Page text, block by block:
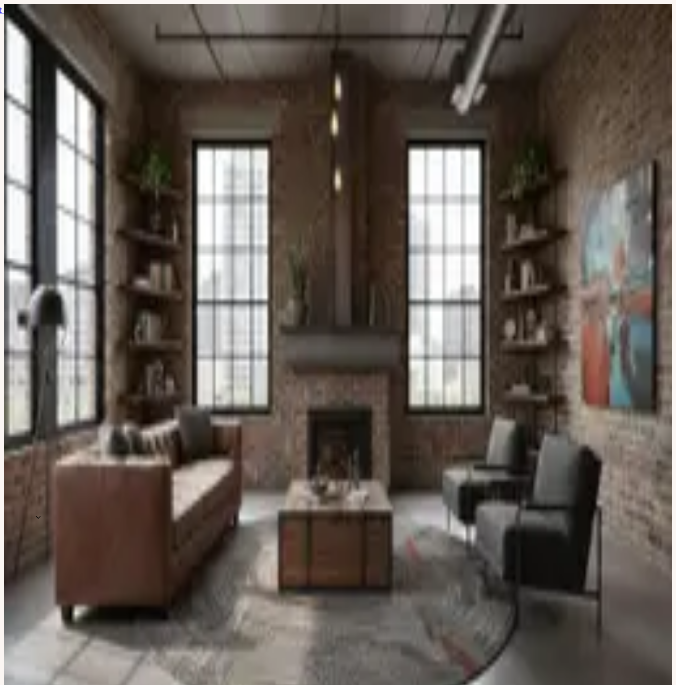
Zeit +++ Jetzt 80 % sparen +++ Jahresabo 39,99 € +++
+++ Sonderangebot nur für begrenzte Zeit +++ Jetzt 80 % sparen +++ Jahresabo 39,99 € +++
80 % sparen
Zimmergestalten.de
So geht's
Japandi
Boho
Industrial
Zeitgenössisch
Skandinavisch
Japandi
Minimalistisch
Wabi-Sabi
Landhausstil
Coastal
Mediterran
Rustikal
Klassisch
Franz. Landhaus
Eklektisch
Bohemian
Tropical
Maximalistisch
Urban & Retro
Industrial
Urban Modern
Mid-Century
Art Deco
Alle 20 Einrichtungsstile ansehen
Stil am eigenen Foto testen
Übersicht
Blog – alle Artikel
Stil-Bibliothek
Beliebte Guides
Dachschräge einrichten
Kleine Wohnung einrichten
Wohnzimmer-Ideen
KI-Raumplaner im Vergleich